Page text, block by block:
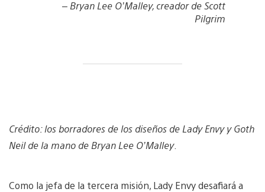
– Bryan Lee O’Malley, creador de Scott
Pilgrim
Crédito: los borradores de los diseños de Lady Envy y Goth
Neil de la mano de Bryan Lee O’Malley.
Como la jefa de la tercera misión, Lady Envy desafiará a